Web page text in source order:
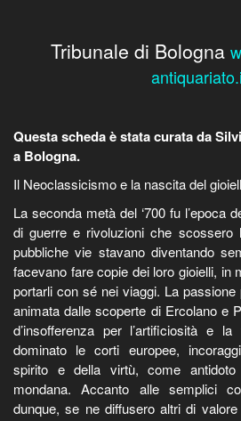
Tribunale di Bologna
Questa scheda è stata curata da
a Bologna.
Il Neoclassicismo e la nascita del
La seconda metà del ‘700 fu l’epoca
di guerre e rivoluzioni che scossero
pubbliche vie stavano diventando
facevano fare copie dei loro gioielli, in
portarli con sé nei viaggi. La
animata dalle scoperte di Ercolano e
d’insofferenza per l’artificiosità e
dominato le corti europee,
spirito e della virtù, come
mondana. Accanto alle semplici
dunque, se ne diffusero altri di